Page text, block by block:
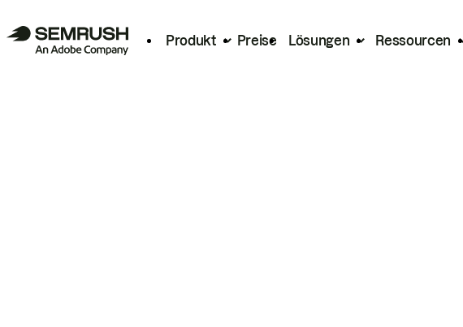
Produkt Preise Lösungen Ressourcen